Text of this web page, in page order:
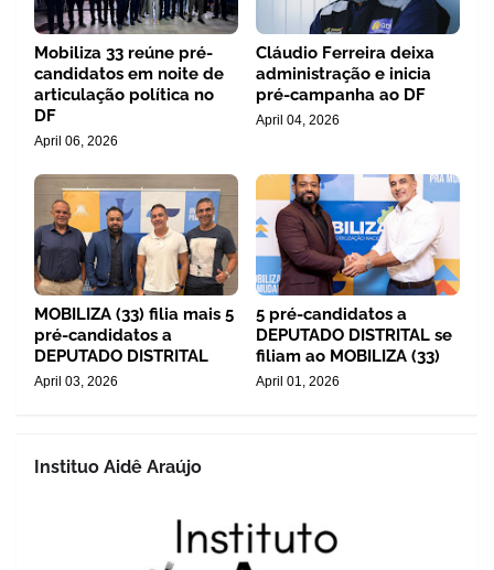
Mobiliza 33 reúne pré-
candidatos em noite de
articulação política no
DF
April 06, 2026
Cláudio Ferreira deixa
administração e inicia
pré-campanha ao DF
April 04, 2026
MOBILIZA (33) filia mais 5
pré-candidatos a
DEPUTADO DISTRITAL
April 03, 2026
5 pré-candidatos a
DEPUTADO DISTRITAL se
filiam ao MOBILIZA (33)
April 01, 2026
Instituo Aidê Araújo